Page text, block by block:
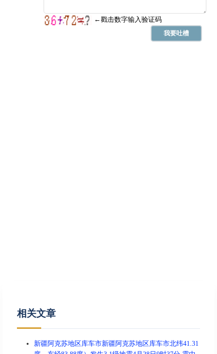
相关文章
新疆阿克苏地区库车市新疆阿克苏地区库车市北纬41.31